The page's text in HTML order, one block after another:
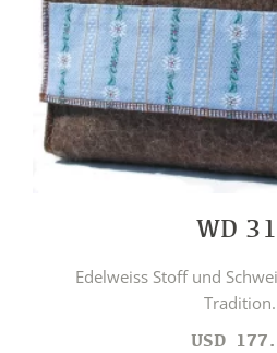
WD
Edelweiss Stoff und
USD